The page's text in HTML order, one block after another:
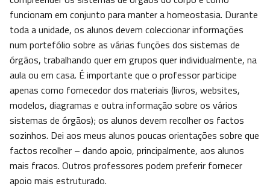
funcionam em conjunto para manter a homeostasia. Durante
toda a unidade, os alunos devem coleccionar informações
num portefólio sobre as várias funções dos sistemas de
órgãos, trabalhando quer em grupos quer individualmente, na
aula ou em casa. É importante que o professor participe
apenas como fornecedor dos materiais (livros, websites,
modelos, diagramas e outra informação sobre os vários
sistemas de órgãos); os alunos devem recolher os factos
sozinhos. Dei aos meus alunos poucas orientações sobre que
factos recolher – dando apoio, principalmente, aos alunos
mais fracos. Outros professores podem preferir fornecer
apoio mais estruturado.